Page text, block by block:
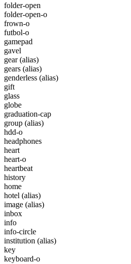
folder-open
folder-open-o
frown-o
futbol-o
gamepad
gavel
gear(alias)
gears (alias)
genderless (alias)
gift
glass
globe
graduation-cap
group (alias)
hdd-o
headphones
heart
heart-o
heartbeat
history
home
hotel (alias)
image (alias)
inbox
info
info-circle
institution (alias)
key
keyboard-o